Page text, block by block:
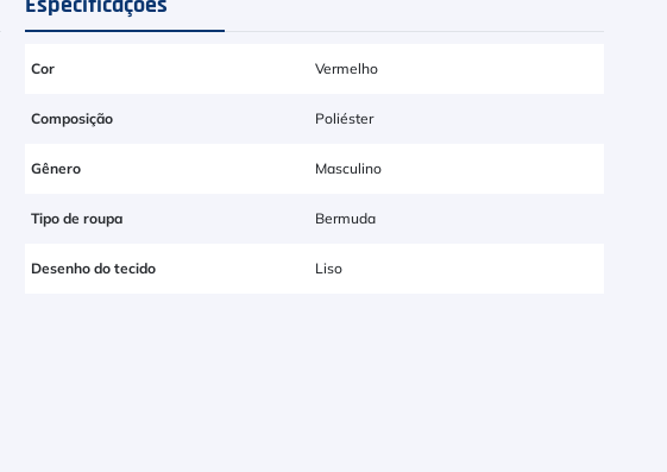
Especificações
Cor Vermelho
Composição Poliéster
Gênero Masculino
Tipo de roupa Bermuda
Desenho do tecido Liso